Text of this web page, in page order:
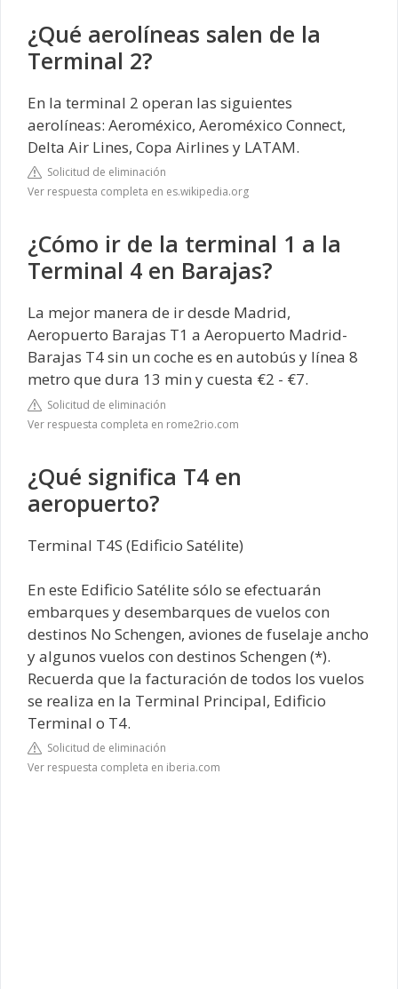
¿Qué aerolíneas salen de la
Terminal 2?
En la terminal 2 operan las siguientes
aerolíneas: Aeroméxico, Aeroméxico Connect,
Delta Air Lines, Copa Airlines y LATAM.
Solicitud de eliminación
Ver respuesta completa en es.wikipedia.org
¿Cómo ir de la terminal 1 a la
Terminal 4 en Barajas?
La mejor manera de ir desde Madrid,
Aeropuerto Barajas T1 a Aeropuerto Madrid-
Barajas T4 sin un coche es en autobús y línea 8
metro que dura 13 min y cuesta €2 - €7.
Solicitud de eliminación
Ver respuesta completa en rome2rio.com
¿Qué significa T4 en
aeropuerto?
Terminal T4S (Edificio Satélite)
En este Edificio Satélite sólo se efectuarán
embarques y desembarques de vuelos con
destinos No Schengen, aviones de fuselaje ancho
y algunos vuelos con destinos Schengen (*).
Recuerda que la facturación de todos los vuelos
se realiza en la Terminal Principal, Edificio
Terminal o T4.
Solicitud de eliminación
Ver respuesta completa en iberia.com